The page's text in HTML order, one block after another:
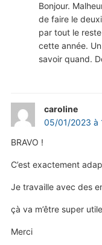
Bonjour.
de faire le
par tout le
cette année.
savoir quand.
caroline
05/01/2023 à
BRAVO !
C’est exactement
Je travaille avec des
çà va m’être super
Merci